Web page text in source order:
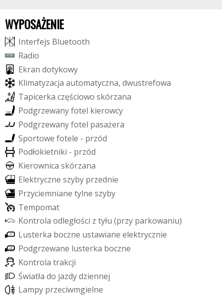
WYPOSAŻENIE
Interfejs Bluetooth
Radio
Ekran dotykowy
Klimatyzacja automatyczna, dwustrefowa
Tapicerka częściowo skórzana
Podgrzewanyfotel kierowcy
Podgrzewanyfotel pasażera
Sportowe fotele - przód
Podłokietniki - przód
Kierownica skórzana
Elektryczne szyby przednie
Przyciemniane tylne szyby
Tempomat
Kontrola odległości z tyłu (przy parkowaniu)
Lusterka boczne ustawiane elektrycznie
Podgrzewane lusterka boczne
Kontrola trakcji
Światła do jazdydziennej
Lampy przeciwmgielne